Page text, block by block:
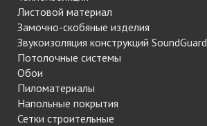
Листовой материал
Замочно-скобяные изделия
Звукоизоляция конструкций SoundGuard
Потолочные системы
Обои
Пиломатериалы
Напольные покрытия
Сетки строительные